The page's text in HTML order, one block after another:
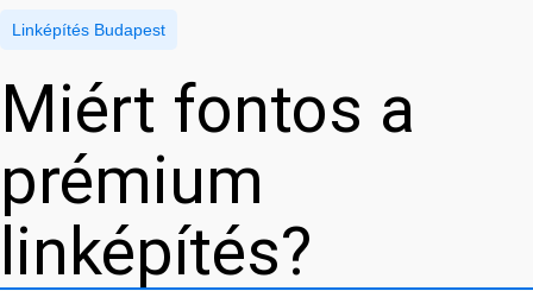
Linképítés Budapest
Miért fontos a
prémium
linképítés?